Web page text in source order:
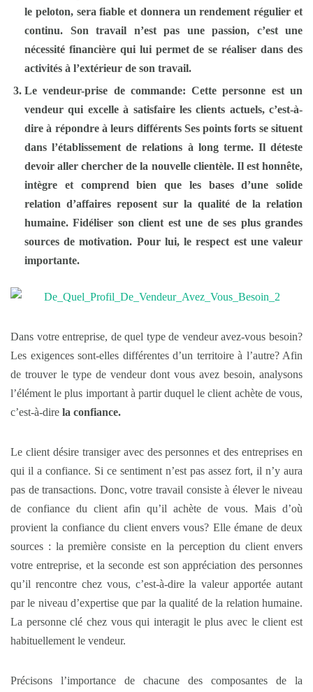
le peloton, sera fiable et donnera un rendement régulier et
continu. Son travail n’est pas une passion, c’est une
nécessité financière qui lui permet de se réaliser dans des
activités à l’extérieur de son travail.
Le vendeur-prise de commande:Cette personne est un
vendeur qui excelle à satisfaire les clients actuels, c’est-à-
dire à répondre à leurs différents Ses points forts se situent
dans l’établissement de relations à long terme. Il déteste
devoir aller chercher de la nouvelle clientèle. Il est honnête,
intègre et comprend bien que les bases d’une solide
relation d’affaires reposent sur la qualité de la relation
humaine. Fidéliser son client est une de ses plus grandes
sources de motivation. Pour lui, le respect est une valeur
importante.
Dans votre entreprise, de quel type de vendeur avez-vous besoin?
Les exigences sont-elles différentes d’un territoire à l’autre? Afin
de trouver le type de vendeur dont vous avez besoin, analysons
l’élément le plus important à partir duquel le client achète de vous,
c’est-à-dire la confiance.
Le client désire transiger avec des personnes et des entreprises en
qui il a confiance. Si ce sentiment n’est pas assez fort, il n’y aura
pas de transactions. Donc, votre travail consiste à élever le niveau
de confiance du client afin qu’il achète de vous. Mais d’où
provient la confiance du client envers vous? Elle émane de deux
sources : la première consiste en la perception du client envers
votre entreprise, et la seconde est son appréciation des personnes
qu’il rencontre chez vous, c’est-à-dire la valeur apportée autant
par le niveau d’expertise que par la qualité de la relation humaine.
La personne clé chez vous qui interagit le plus avec le client est
habituellement le vendeur.
Précisons l’importance de chacune des composantes de la